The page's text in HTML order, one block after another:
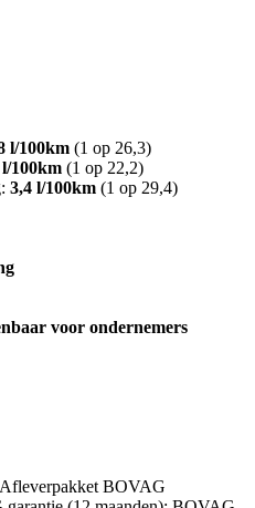
l/100km (1 op 26,3)
l/100km (1 op 22,2)
3,4 l/100km (1 op 29,4)
voor ondernemers
BOVAG